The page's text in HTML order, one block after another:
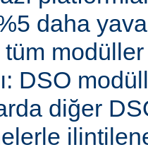
daha
DSO
diğer